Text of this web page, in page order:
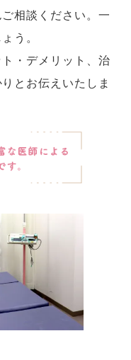
相談ください。一
う。
・デメリット、治
とお伝えいたしま